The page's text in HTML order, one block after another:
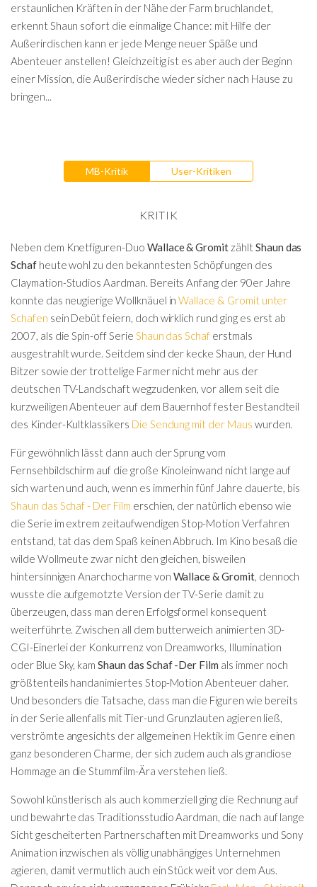
erstaunlichen Kräften in der Nähe der Farm bruchlandet,
erkennt Shaun sofort die einmalige Chance: mit Hilfe der
Außerirdischen kann er jede Menge neuer Späße und
Abenteuer anstellen! Gleichzeitig ist es aber auch der Beginn
einer Mission, die Außerirdische wieder sicher nach Hause zu
bringen...
MB-Kritik User-Kritiken
KRITIK
Neben dem Knetfiguren-Duo Wallace & Gromitzählt Shaun das
Schaf heute wohl zu den bekanntesten Schöpfungen des
Claymation-Studios Aardman. Bereits Anfang der 90er Jahre
konnte das neugierige Wollknäuel inWallace & Gromit unter
Schafen sein Debüt feiern, doch wirklich rund ging es erst ab
2007, als die Spin-off Serie Shaun das Schaf erstmals
ausgestrahlt wurde. Seitdem sind der kecke Shaun, der Hund
Bitzer sowie der trottelige Farmer nicht mehr aus der
deutschen TV-Landschaft wegzudenken, vor allem seit die
kurzweiligen Abenteuer auf dem Bauernhof fester Bestandteil
des Kinder-Kultklassikers Die Sendung mit der Maus wurden.
Für gewöhnlich lässt dann auch der Sprung vom
Fernsehbildschirm auf die große Kinoleinwand nicht lange auf
sich warten und auch, wenn es immerhin fünf Jahre dauerte, bis
Shaun das Schaf - Der Film erschien, der natürlich ebenso wie
die Serie im extrem zeitaufwendigen Stop-Motion Verfahren
entstand, tat das dem Spaß keinen Abbruch. Im Kino besaß die
wilde Wollmeute zwar nicht den gleichen, bisweilen
hintersinnigen Anarchocharme von Wallace & Gromit, dennoch
wusste die aufgemotzte Version der TV-Serie damit zu
überzeugen, dass man deren Erfolgsformel konsequent
weiterführte. Zwischen all dem butterweich animierten 3D-
CGI-Einerlei der Konkurrenz von Dreamworks, Illumination
oder Blue Sky, kamShaun das Schaf -Der Film als immer noch
größtenteils handanimiertes Stop-Motion Abenteuer daher.
Und besonders die Tatsache, dass man die Figuren wie bereits
in der Serie allenfalls mit Tier-und Grunzlauten agieren ließ,
verströmte angesichts der allgemeinen Hektik im Genre einen
ganz besonderen Charme, der sich zudem auch als grandiose
Hommage an die Stummfilm-Ära verstehen ließ.
Sowohl künstlerisch als auch kommerziell ging die Rechnung auf
und bewahrte das Traditionsstudio Aardman, die nach auf lange
Sicht gescheiterten Partnerschaften mit Dreamworks und Sony
Animation inzwischen als völlig unabhängiges Unternehmen
agieren, damit vermutlich auch ein Stück weit vor dem Aus.